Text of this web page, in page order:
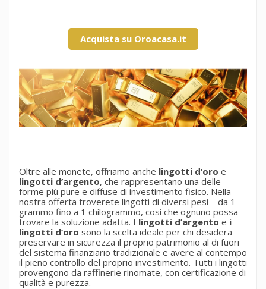
Acquista su Oroacasa.it
Oltre alle monete, offriamo anche lingotti d’oro e
lingotti d’argento, che rappresentano una delle
forme più pure e diffuse di investimento fisico. Nella
nostra offerta troverete lingotti di diversi pesi – da 1
grammo fino a 1 chilogrammo, così che ognuno possa
trovare la soluzione adatta. I lingotti d’argento e i
lingotti d’oro sono la scelta ideale per chi desidera
preservare in sicurezza il proprio patrimonio al di fuori
del sistema finanziario tradizionale e avere al contempo
il pieno controllo del proprio investimento. Tutti i lingotti
provengono da raffinerie rinomate, con certificazione di
qualità e purezza.
×
add_circle_outline Crea un nuovo elenco
((modalTitle)) ×
((cancelText)) ((modalDeleteText))
Crea lista dei desideri ×
Annulla Crea lista dei desideri
Accedi ×
Annulla Accedi